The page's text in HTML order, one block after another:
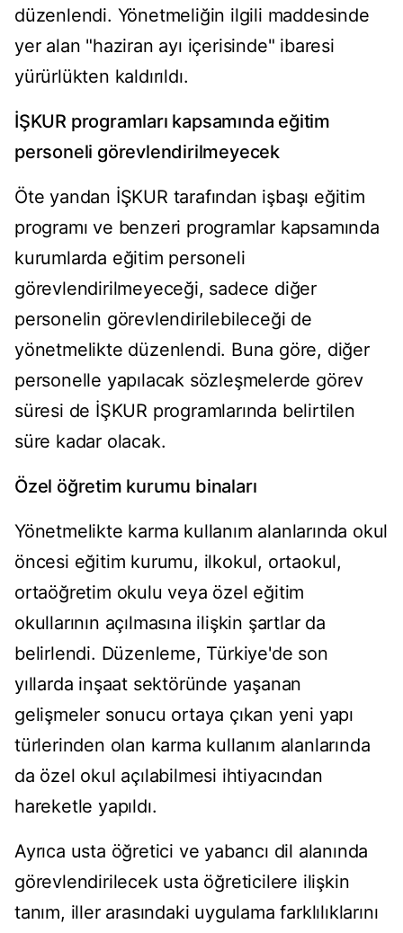
düzenlendi. Yönetmeliğin ilgili maddesinde
yer alan "haziran ayı içerisinde" ibaresi
yürürlükten kaldırıldı.
İŞKUR programları kapsamında eğitim
personeli görevlendirilmeyecek
Öte yandan İŞKUR tarafından işbaşı eğitim
programı ve benzeri programlar kapsamında
kurumlarda eğitim personeli
görevlendirilmeyeceği, sadece diğer
personelin görevlendirilebileceği de
yönetmelikte düzenlendi. Buna göre, diğer
personelle yapılacak sözleşmelerde görev
süresi de İŞKUR programlarında belirtilen
süre kadar olacak.
Özel öğretim kurumu binaları
Yönetmelikte karma kullanım alanlarında okul
öncesi eğitim kurumu, ilkokul, ortaokul,
ortaöğretim okulu veya özel eğitim
okullarının açılmasına ilişkin şartlar da
belirlendi. Düzenleme, Türkiye'de son
yıllarda inşaat sektöründe yaşanan
gelişmeler sonucu ortaya çıkan yeni yapı
türlerinden olan karma kullanım alanlarında
da özel okul açılabilmesi ihtiyacından
hareketle yapıldı.
Ayrıca usta öğretici ve yabancı dil alanında
görevlendirilecek usta öğreticilere ilişkin
tanım, iller arasındaki uygulama farklılıklarını